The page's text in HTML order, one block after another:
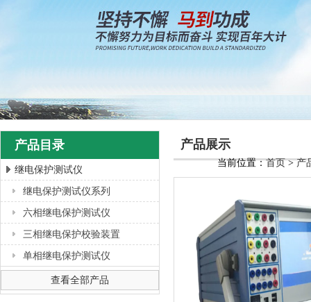
上海徐吉电气有限公司
产品目录
继电保护测试仪
继电保护测试仪系列
六相继电保护测试仪
三相继电保护校验装置
单相继电保护测试仪
查看全部产品
产品展示
当前位置：首页>产